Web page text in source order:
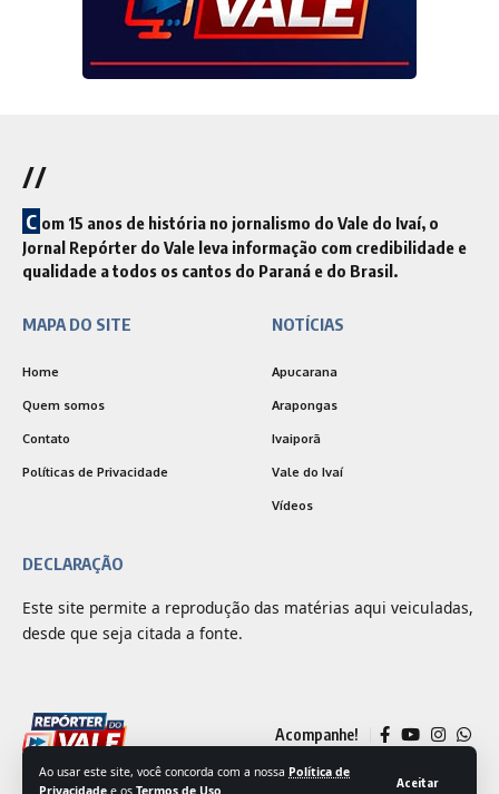
Ao usar este site, você concorda com a nossa Política de
Privacidade e os Termos de Uso
Aceitar
//
C om 15 anos de história no jornalismo do Vale do Ivaí, o
Jornal Repórter do Vale leva informação com credibilidade e
qualidade a todos os cantos do Paraná e do Brasil.
MAPA DO SITE
Home
Quem somos
Contato
Políticas de Privacidade
NOTÍCIAS
Apucarana
Arapongas
Ivaiporã
Vale do Ivaí
Vídeos
DECLARAÇÃO
Este site permite a reprodução das matérias aqui veiculadas,
desde que seja citada a fonte.
Acompanhe!